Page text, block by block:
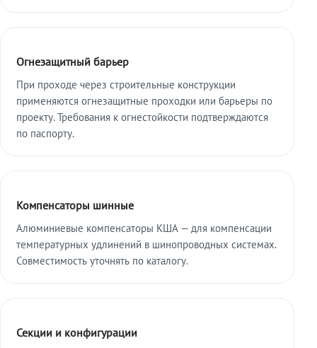
Огнезащитный барьер
При проходе через строительные конструкции
применяются огнезащитные проходки или барьеры по
проекту. Требования к огнестойкости подтверждаются
по паспорту.
Компенсаторы шинные
Алюминиевые компенсаторы КША — для компенсации
температурных удлинений в шинопроводных системах.
Совместимость уточнять по каталогу.
Секции и конфигурации